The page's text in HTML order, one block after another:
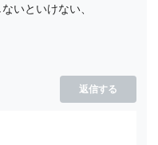
いといけない、
返信する